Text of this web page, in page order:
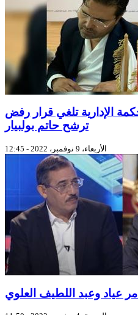
الإدارية تلغي قرار رفض
ترشح حاتم بولبيار
الأربعاء، 9 نوفمبر، 2022 - 12:45
عياد وعبد اللطيف العلوي